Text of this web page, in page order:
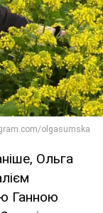
Ольга
Ганною